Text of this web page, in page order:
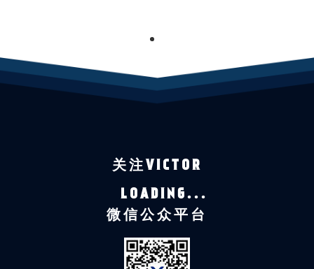
1
关注VICTOR
LOADING...
微信公众平台